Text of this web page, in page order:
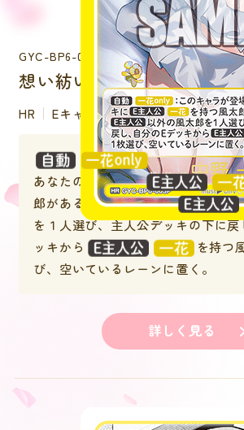
GYC-BP6-003P
想い紡いで 中野 一花
HR Eキャラクター
：このキャラ
あなたのEデッキに
郎があるなら、あなたは
を１人選び、主人公デッキの下に
ッキから
を持つ
び、空いているレーンに置く。
詳しく見る